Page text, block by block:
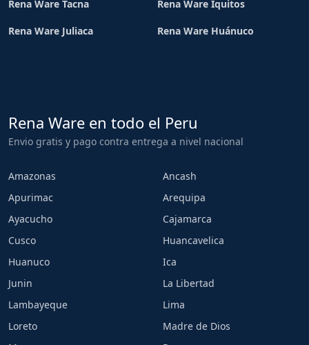
Rena Ware Tacna Rena Ware Iquitos
Rena Ware Juliaca Rena Ware Huánuco
Rena Ware en todo el Peru
Envio gratis y pago contra entrega a nivel nacional
Amazonas
Ancash
Apurimac
Arequipa
Ayacucho
Cajamarca
Cusco
Huancavelica
Huanuco
Ica
Junin
La Libertad
Lambayeque
Lima
Loreto
Madre de Dios